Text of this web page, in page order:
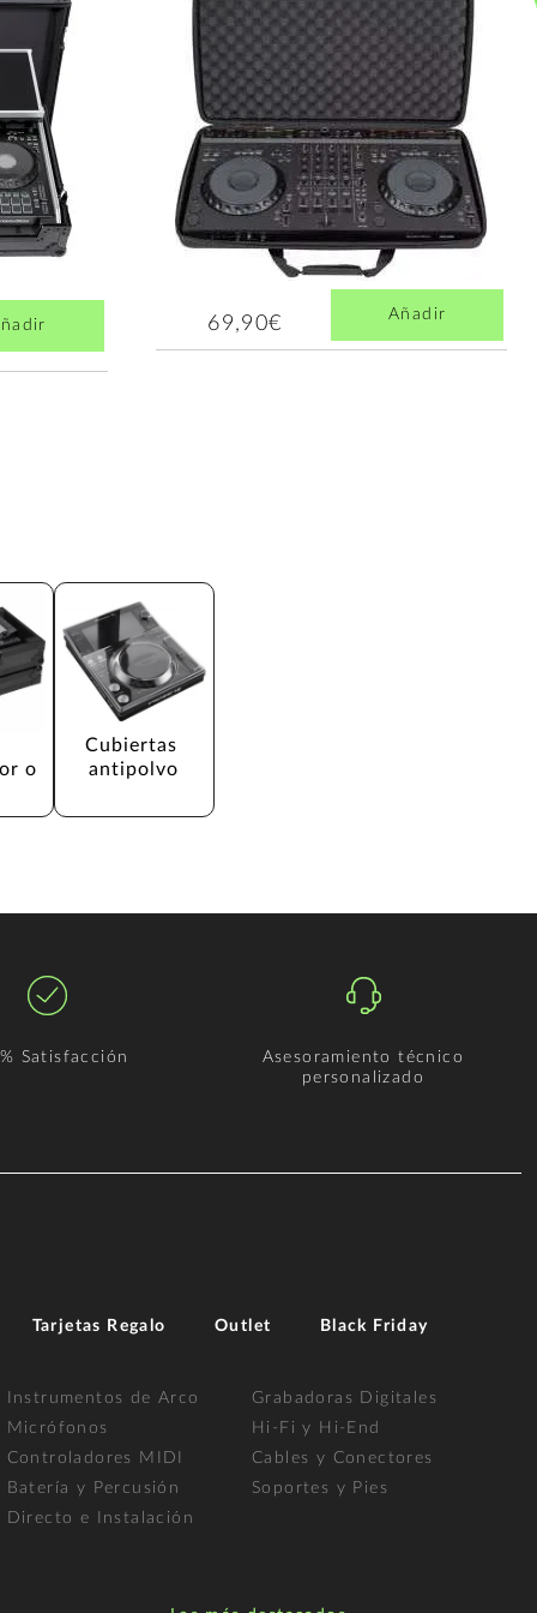
69,90€ Añadir
o
Cubiertas
antipolvo
Satisfacción
Asesoramiento técnico
personalizado
Tarjetas Regalo Outlet Black Friday
Instrumentos de Arco
Micrófonos
Controladores MIDI
Batería y Percusión
Directo e Instalación
Grabadoras Digitales
Hi-Fi y Hi-End
Cables y Conectores
Soportes y Pies